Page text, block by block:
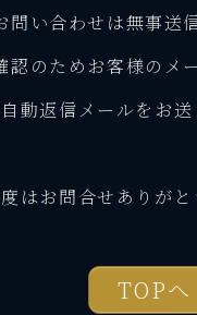
問い合わせは無事送
認のためお客様のメ
自動返信メールをお送
はお問合せありがと
TOPへ